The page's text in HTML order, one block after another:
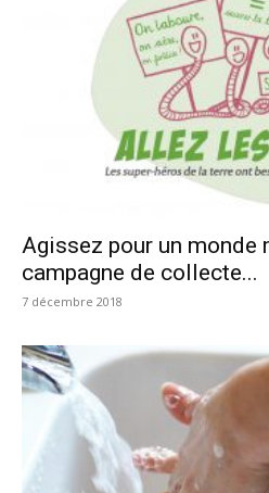
Agissez pour un monde
campagne de collecte...
7 décembre 2018